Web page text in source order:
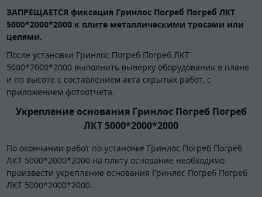
ЗАПРЕЩАЕТСЯ фиксация Гринлос Погреб Погреб ЛКТ
5000*2000*2000 к плите металлическими тросами или
цепями.
После установки Гринлос Погреб Погреб ЛКТ
5000*2000*2000 выполнить выверку оборудования в плане
и по высоте с составлением акта скрытых работ, с
приложением фотоотчета.
Укрепление основания Гринлос Погреб Погреб
ЛКТ 5000*2000*2000
По окончании работ по установке Гринлос Погреб Погреб
ЛКТ 5000*2000*2000 на плиту основание необходимо
произвести укрепление основания Гринлос Погреб Погреб
ЛКТ 5000*2000*2000.